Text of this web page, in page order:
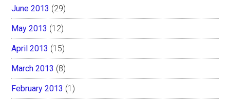
June 2013 (29)
May 2013 (12)
April 2013 (15)
March 2013 (8)
February 2013 (1)